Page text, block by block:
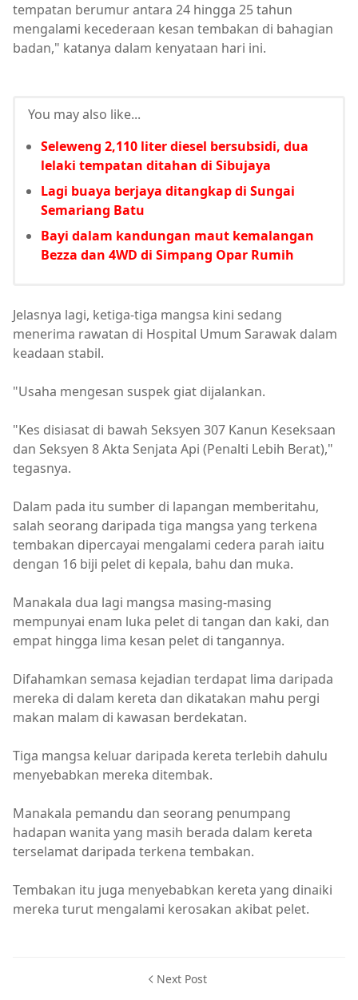
tempatan berumur antara 24 hingga 25 tahun
mengalami kecederaan kesan tembakan di bahagian
badan," katanya dalam kenyataan hari ini.
You may also like...
Seleweng 2,110 liter diesel bersubsidi, dua
lelaki tempatan ditahan di Sibujaya
Lagi buaya berjaya ditangkap di Sungai
Semariang Batu
Bayi dalam kandungan maut kemalangan
Bezza dan 4WD di Simpang Opar Rumih
Jelasnya lagi, ketiga-tiga mangsa kini sedang
menerima rawatan di Hospital Umum Sarawak dalam
keadaan stabil.
"Usaha mengesan suspek giat dijalankan.
"Kes disiasat di bawah Seksyen 307 Kanun Keseksaan
dan Seksyen 8 Akta Senjata Api (Penalti Lebih Berat),"
tegasnya.
Dalam pada itu sumber di lapangan memberitahu,
salah seorang daripada tiga mangsa yang terkena
tembakan dipercayai mengalami cedera parah iaitu
dengan 16 biji pelet di kepala, bahu dan muka.
Manakala dua lagi mangsa masing-masing
mempunyai enam luka pelet di tangan dan kaki, dan
empat hingga lima kesan pelet di tangannya.
Difahamkan semasa kejadian terdapat lima daripada
mereka di dalam kereta dan dikatakan mahu pergi
makan malam di kawasan berdekatan.
Tiga mangsa keluar daripada kereta terlebih dahulu
menyebabkan mereka ditembak.
Manakala pemandu dan seorang penumpang
hadapan wanita yang masih berada dalam kereta
terselamat daripada terkena tembakan.
Tembakan itu juga menyebabkan kereta yang dinaiki
mereka turut mengalami kerosakan akibat pelet.
Next Post